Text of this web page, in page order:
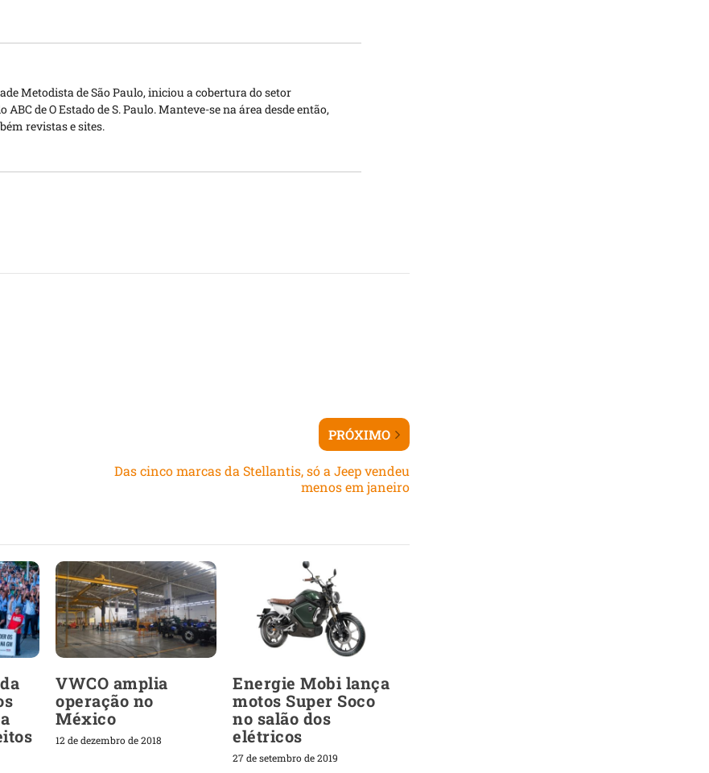
Metodista de São Paulo, iniciou a cobertura do setor
de O Estado de S. Paulo. Manteve-se na área desde então,
revistas e sites.
PRÓXIMO
Das cinco marcas da Stellantis, só a Jeep vendeu
menos em janeiro
VWCO amplia
operação no
México
12 de dezembro de 2018
Energie Mobi lança
motos Super Soco
no salão dos
elétricos
27 de setembro de 2019